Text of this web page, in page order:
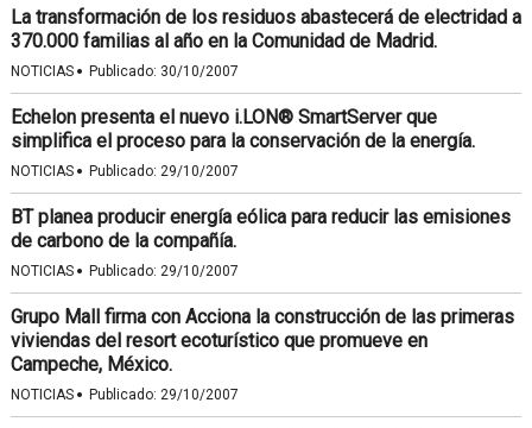
La transformación de los residuos abastecerá de electridad a
370.000 familias al año en la Comunidad de Madrid.
NOTICIAS · Publicado: 30/10/2007
Echelon presenta el nuevo i.LON® SmartServer que
simplifica el proceso para la conservación de la energía.
NOTICIAS · Publicado: 29/10/2007
BT planea producir energía eólica para reducir las emisiones
de carbono de la compañía.
NOTICIAS · Publicado: 29/10/2007
Grupo Mall firma con Acciona la construcción de las primeras
viviendas del resort ecoturístico que promueve en
Campeche, México.
NOTICIAS · Publicado: 29/10/2007